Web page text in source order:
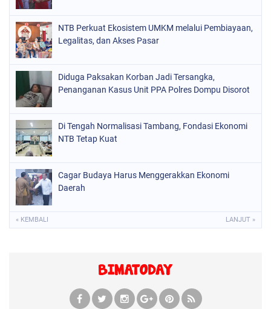
NTB Perkuat Ekosistem UMKM melalui Pembiayaan,
Legalitas, dan Akses Pasar
Diduga Paksakan Korban Jadi Tersangka,
Penanganan Kasus Unit PPA Polres Dompu Disorot
Di Tengah Normalisasi Tambang, Fondasi Ekonomi
NTB Tetap Kuat
Cagar Budaya Harus Menggerakkan Ekonomi
Daerah
« KEMBALI LANJUT »